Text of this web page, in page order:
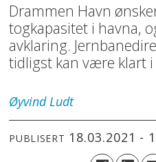
Drammen Havn
togkapasitet i havna,
avklaring.
tidligst kan være klart i
Øyvind Ludt
PUBLISERT 18.03.2021 -